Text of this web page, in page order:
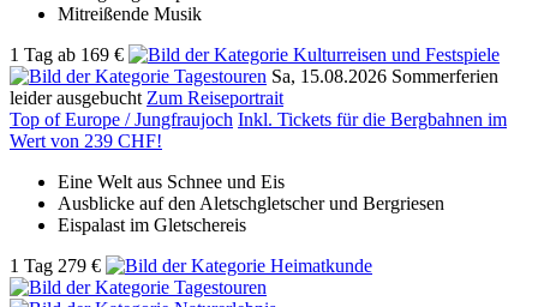
Mitreißende Musik
1 Tag ab 169 €
Sa, 15.08.2026 Sommerferien
leider ausgebucht Zum Reiseportrait
Top of Europe / Jungfraujoch Inkl. Tickets für die Bergbahnen im
Wert von 239 CHF!
Eine Welt aus Schnee und Eis
Ausblicke auf den Aletschgletscher und Bergriesen
Eispalast im Gletschereis
1 Tag 279 €